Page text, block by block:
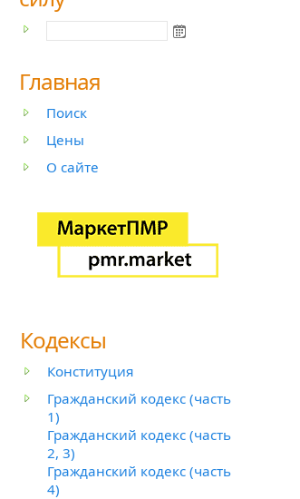
Главная
Поиск
Цены
О сайте
Кодексы
Конституция
Гражданский кодекс (часть
1)
Гражданский кодекс (часть
2, 3)
Гражданский кодекс (часть
4)